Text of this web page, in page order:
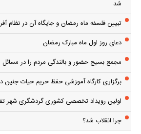
شد
تبیین فلسفه ماه رمضان و جایگاه آن در نظام
دعای روز اول ماه مبارک رمضان
مجمع بسیج حضور و بالندگی مردم را در
برگزاری کارگاه آموزشی حفظ حریم حیات
اولین رویداد تخصصی کشوری گردشگری شهر
چرا انقلاب شد؟